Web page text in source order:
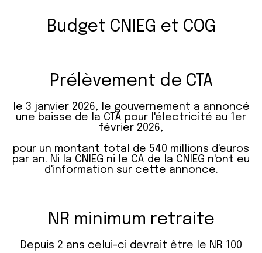
Budget CNIEG et COG
Prélèvement de CTA
le 3 janvier 2026, le gouvernement a annoncé
une baisse de la CTA pour l'électricité au 1er
février 2026,
pour un montant total de 540 millions d'euros
par an. Ni la CNIEG ni le CA de la CNIEG n'ont eu
d'information sur cette annonce.
NR minimum retraite
Depuis 2 ans celui-ci devrait être le NR 100